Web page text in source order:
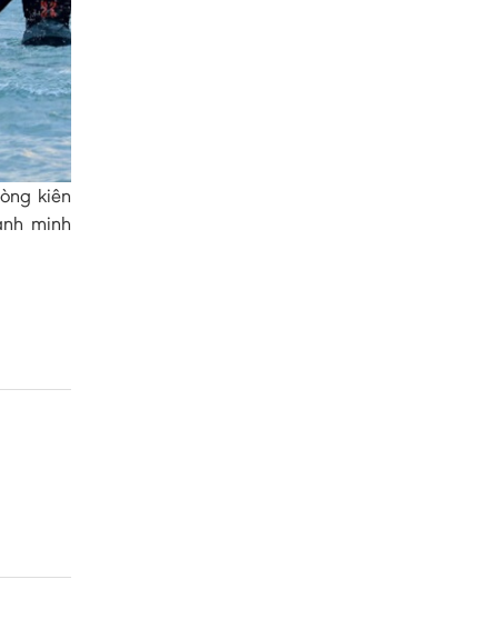
kiên
minh